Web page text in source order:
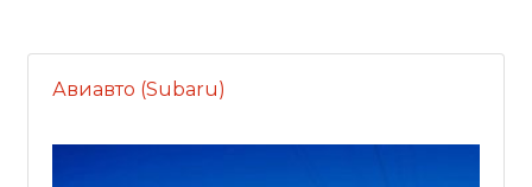
Авиавто (Subaru)